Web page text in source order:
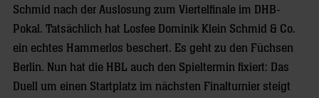
Schmid nach der Auslosung zum Viertelfinale im DHB-
Pokal. Tatsächlich hat Losfee Dominik Klein Schmid & Co.
ein echtes Hammerlos beschert. Es geht zu den Füchsen
Berlin. Nun hat die HBL auch den Spieltermin fixiert: Das
Duell um einen Startplatz im nächsten Finalturnier steigt